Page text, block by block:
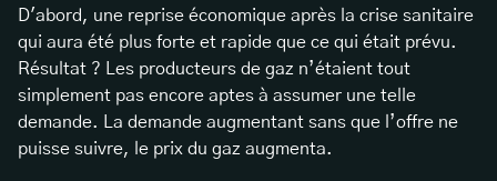
D'abord, une reprise économique après la crise sanitaire
qui aura été plus forte et rapide que ce qui était prévu.
Résultat ? Les producteurs de gaz n’étaient tout
simplement pas encore aptes à assumer une telle
demande. La demande augmentant sans que l’offre ne
puisse suivre, le prix du gaz augmenta.